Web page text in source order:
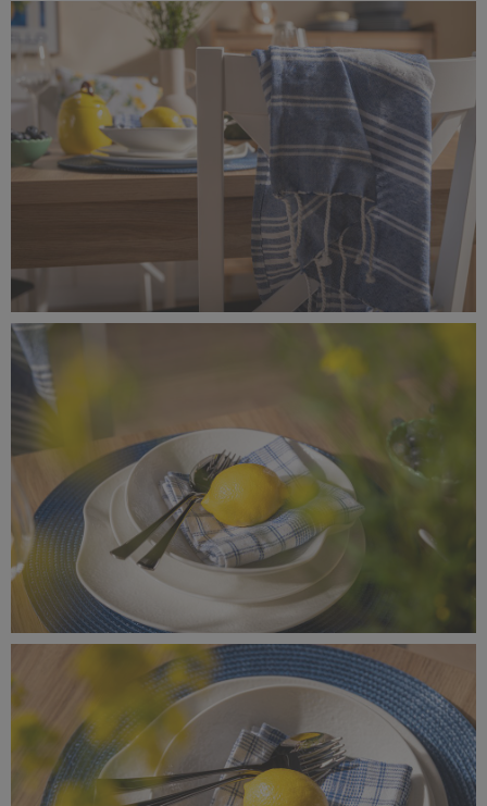
_MG_8344.jpg
13,2 MB
_MG_8342.jpg
12,4 MB
_MG_8337.jpg